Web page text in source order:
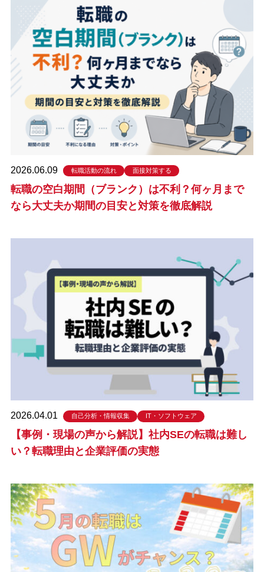
2026.06.09 転職活動の流れ 面接対策する
転職の空白期間（ブランク）は不利？何ヶ月まで
なら大丈夫か期間の目安と対策を徹底解説
2026.04.01 自己分析・情報収集 IT・ソフトウェア
【事例・現場の声から解説】社内SEの転職は難し
い？転職理由と企業評価の実態